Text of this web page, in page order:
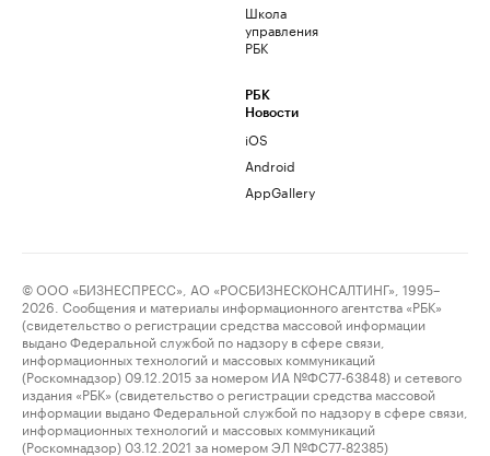
Школа
управления
РБК
РБК
Новости
iOS
Android
AppGallery
© ООО «БИЗНЕСПРЕСС», АО «РОСБИЗНЕСКОНСАЛТИНГ», 1995–
2026. Сообщения и материалы информационного агентства «РБК»
(свидетельство о регистрации средства массовой информации
выдано Федеральной службой по надзору в сфере связи,
информационных технологий и массовых коммуникаций
(Роскомнадзор) 09.12.2015 за номером ИА №ФС77-63848) и сетевого
издания «РБК» (свидетельство о регистрации средства массовой
информации выдано Федеральной службой по надзору в сфере связи,
информационных технологий и массовых коммуникаций
(Роскомнадзор) 03.12.2021 за номером ЭЛ №ФС77-82385)